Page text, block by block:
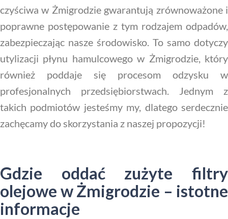
czyściwa w Żmigrodzie gwarantują zrównoważone i
poprawne postępowanie z tym rodzajem odpadów,
zabezpieczając nasze środowisko. To samo dotyczy
utylizacji płynu hamulcowego w Żmigrodzie, który
również poddaje się procesom odzysku w
profesjonalnych przedsiębiorstwach. Jednym z
takich podmiotów jesteśmy my, dlatego serdecznie
zachęcamy do skorzystania z naszej propozycji!
Gdzie oddać zużyte filtry
olejowe w Żmigrodzie – istotne
informacje